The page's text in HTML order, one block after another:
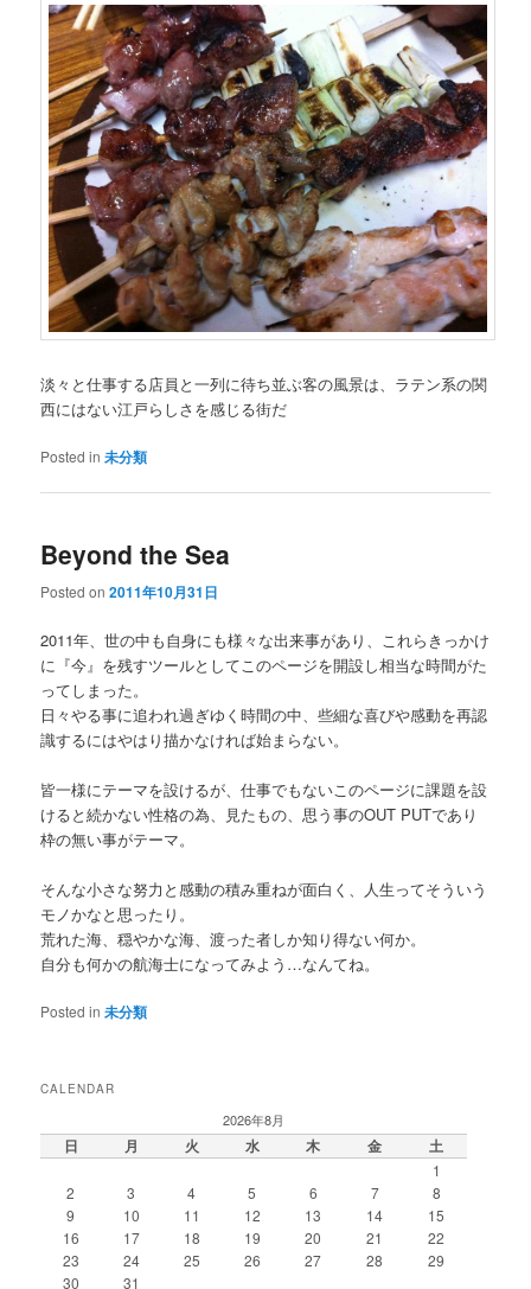
淡々と仕事する店員と一列に待ち並ぶ客の風景は、ラテン系の関
西にはない江戸らしさを感じる街だ
Posted in 未分類
Beyond the Sea
Posted on2011年10月31日
2011年、世の中も自身にも様々な出来事があり、これらきっかけ
に『今』を残すツールとしてこのページを開設し相当な時間がた
ってしまった。
日々やる事に追われ過ぎゆく時間の中、些細な喜びや感動を再認
識するにはやはり描かなければ始まらない。
皆一様にテーマを設けるが、仕事でもないこのページに課題を設
けると続かない性格の為、見たもの、思う事のOUT PUTであり
枠の無い事がテーマ。
そんな小さな努力と感動の積み重ねが面白く、人生ってそういう
モノかなと思ったり。
荒れた海、穏やかな海、渡った者しか知り得ない何か。
自分も何かの航海士になってみよう…なんてね。
Posted in 未分類
CALENDAR
2026年8月
日 月 火 水 木 金 土
1
2
3 4 5 6 7
8
9
10 11 12 13 14
15
16
17 18 19 20 21
22
23
24 25 26 27 28
29
30
31